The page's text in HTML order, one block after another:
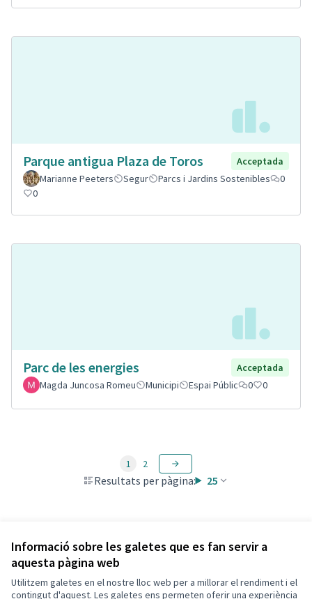
Informació sobre les galetes que es fan servir a
aquesta pàgina web
Utilitzem galetes en el nostre lloc web per a millorar el rendiment i el
contingut d'aquest. Les galetes ens permeten oferir una experiència
Parque antigua Plaza de Toros
Acceptada
Marianne Peeters
Segur Parcs i Jardins Sostenibles
0
0
Parc de les energies
Acceptada
Magda Juncosa Romeu
Municipi Espai Públic 0 0
Resultats per pàgina: 25
1 2
Veure totes les propostes retirades
Termes i condicions d'ús